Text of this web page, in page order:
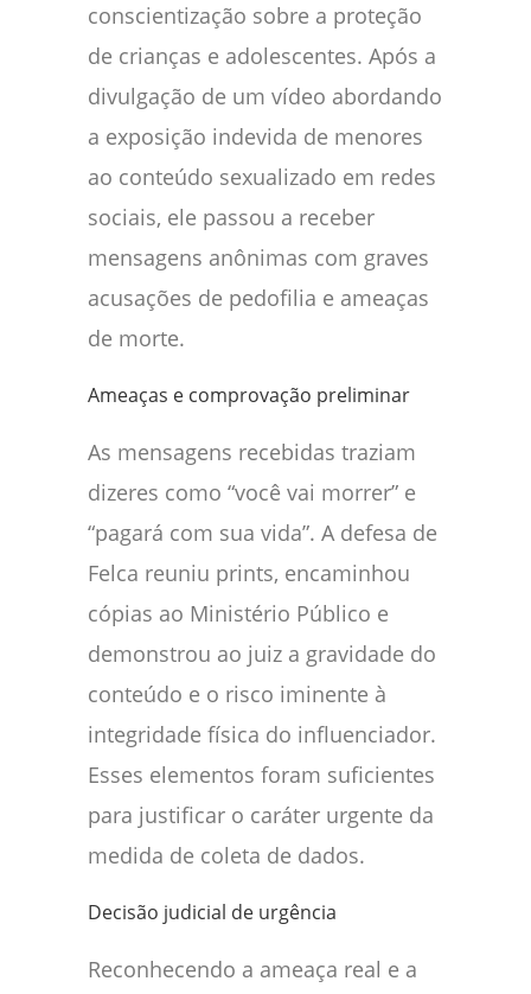
conscientização sobre a proteção
de crianças e adolescentes. Após a
divulgação de um vídeo abordando
a exposição indevida de menores
ao conteúdo sexualizado em redes
sociais, ele passou a receber
mensagens anônimas com graves
acusações de pedofilia e ameaças
de morte.
Ameaças e comprovação preliminar
As mensagens recebidas traziam
dizeres como “você vai morrer” e
“pagará com sua vida”. A defesa de
Felca reuniu prints, encaminhou
cópias ao Ministério Público e
demonstrou ao juiz a gravidade do
conteúdo e o risco iminente à
integridade física do influenciador.
Esses elementos foram suficientes
para justificar o caráter urgente da
medida de coleta de dados.
Decisão judicial de urgência
Reconhecendo a ameaça real e a